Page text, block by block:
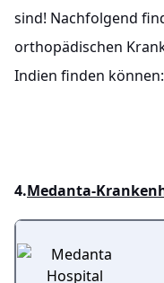
sind! Nachfolgend
orthopädischen
Indien finden können:
4.Medanta-